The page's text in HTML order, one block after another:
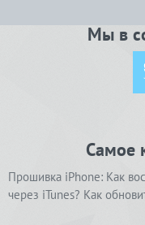
Мы в
Самое
Прошивка iPhone: Как
через iTunes? Как